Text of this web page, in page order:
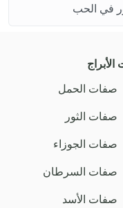
في الحب
صفات الحمل
صفات الثور
صفات الجوزاء
صفات السرطان
صفات الأسد